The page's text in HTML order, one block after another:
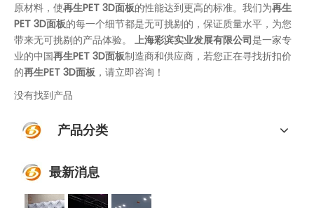
原材料，使再生PET 3D面板的性能达到更高的标准。我们为再生
PET 3D面板的每一个细节都是无可挑剔的，保证质量水平，为您
带来无可挑剔的产品体验。 上海彩滨实业发展有限公司是一家专
业的中国再生PET 3D面板制造商和供应商，若您正在寻找折扣价
的再生PET 3D面板 ，请立即咨询！
没有找到产品
产品分类
最新消息